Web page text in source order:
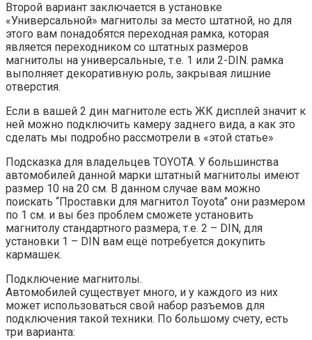
Второй вариант заключается в установке
«Универсальной» магнитолы за место штатной, но для
этого вам понадобятся переходная рамка, которая
является переходником со штатных размеров
магнитолы на универсальные, т.е. 1 или 2-DIN. рамка
выполняет декоративную роль, закрывая лишние
отверстия.
Если в вашей 2 дин магнитоле есть ЖК дисплей значит к
ней можно подключить камеру заднего вида, а как это
сделать мы подробно рассмотрели в «этой статье»
Подсказка для владельцев TOYOTA. У большинства
автомобилей данной марки штатный магнитолы имеют
размер 10 на 20 см. В данном случае вам можно
поискать “Проставки для магнитол Toyota” они размером
по 1 см. и вы без проблем сможете установить
магнитолу стандартного размера, т.е. 2 – DIN, для
установки 1 – DIN вам ещё потребуется докупить
кармашек.
Подключение магнитолы.
Автомобилей существует много, и у каждого из них
может использоваться свой набор разъемов для
подключения такой техники. По большому счету, есть
три варианта: